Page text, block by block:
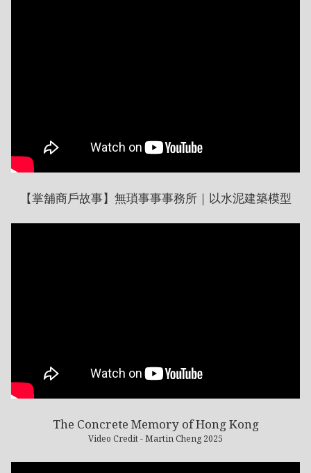
【掌舖商戶故事】無瑣事事事務所｜以水泥建築模型
The Concrete Memory of Hong Kong
Video Credit - Martin Cheng 2025